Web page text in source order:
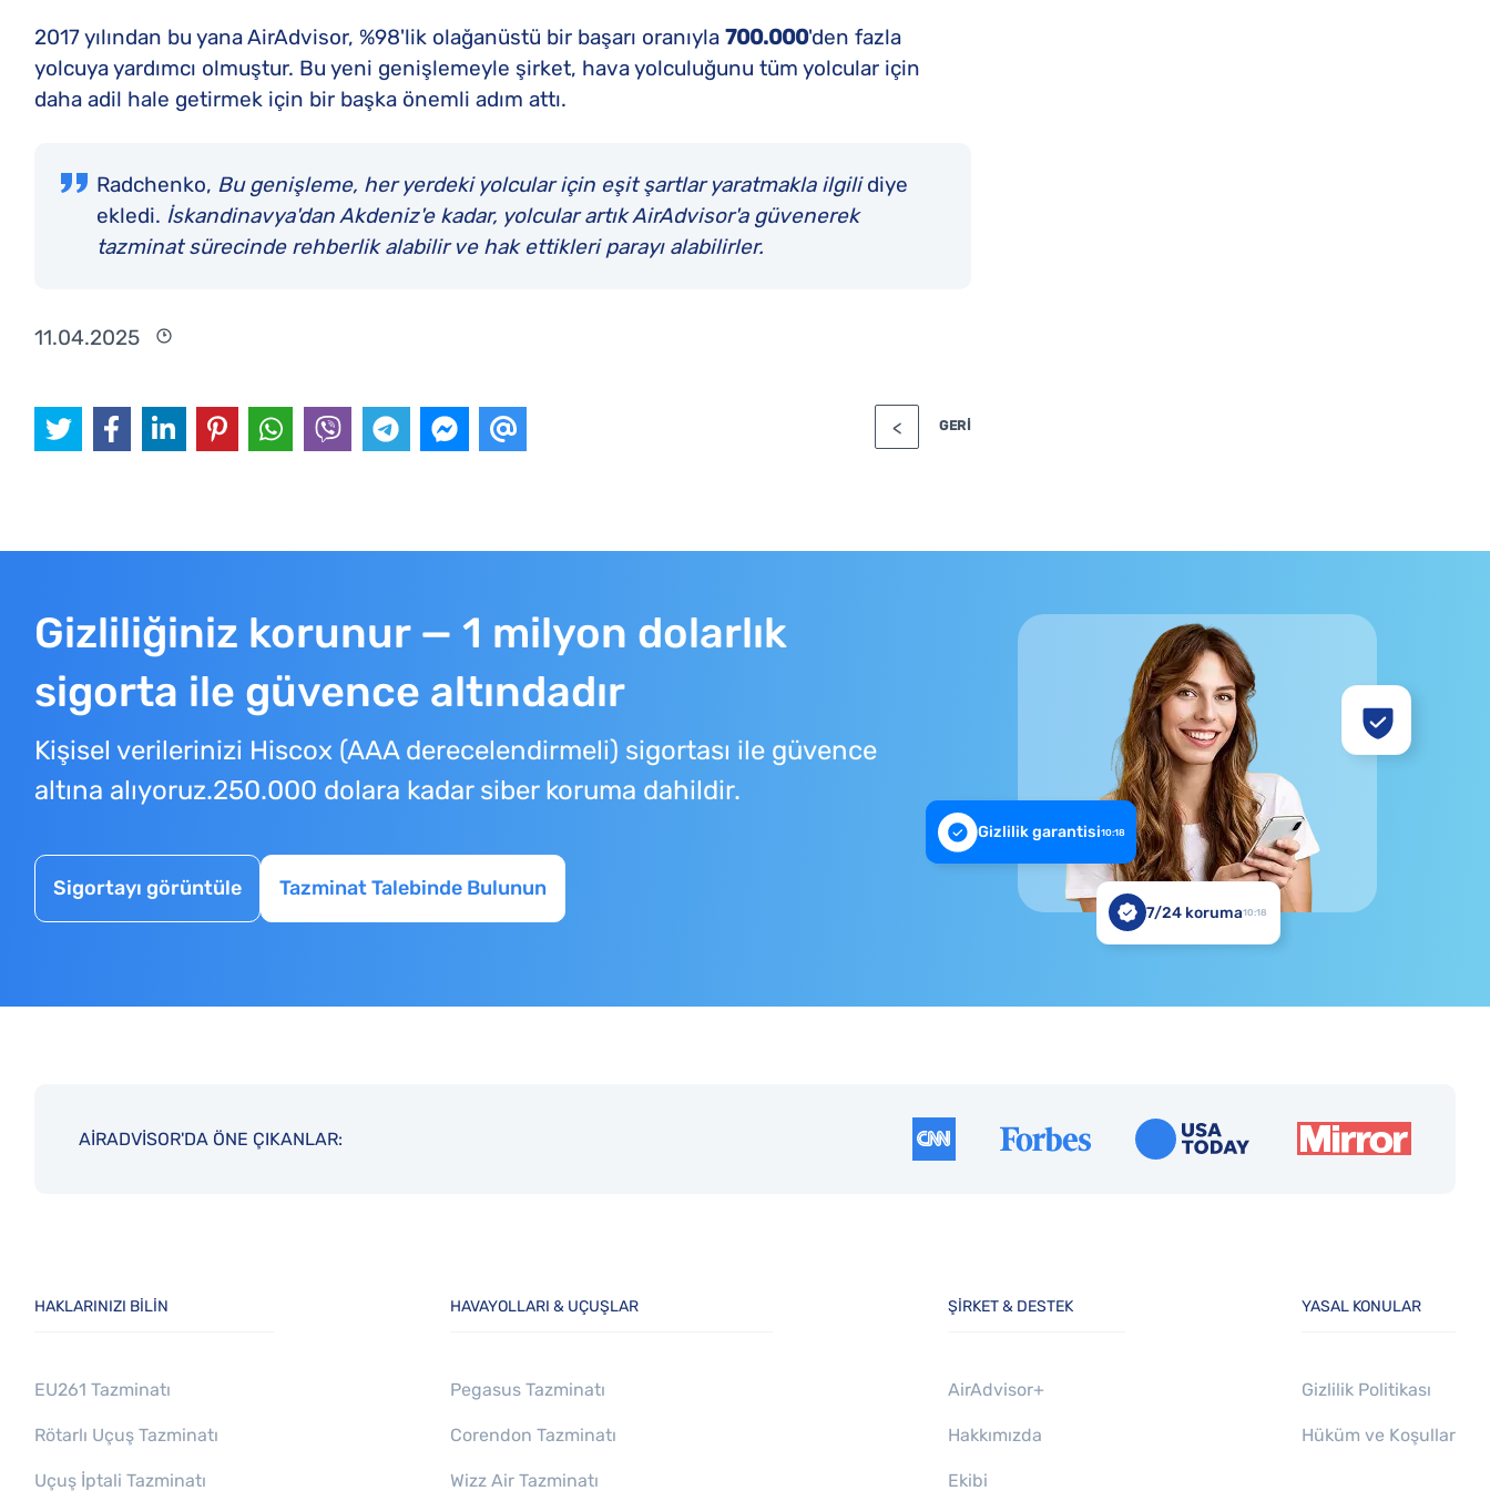
2017 yılından bu yana AirAdvisor, %98'lik olağanüstü bir başarı oranıyla 700.000'den fazla
yolcuya yardımcı olmuştur. Bu yeni genişlemeyle şirket, hava yolculuğunu tüm yolcular için
daha adil hale getirmek için bir başka önemli adım attı.
Radchenko, Bu genişleme, her yerdeki yolcular için eşit şartlar yaratmakla ilgilidiye
ekledi. İskandinavya'dan Akdeniz'e kadar, yolcular artık AirAdvisor'a güvenerek
tazminat sürecinde rehberlik alabilir ve hak ettikleri parayı alabilirler.
11.04.2025
GERI
Gizliliğiniz korunur — 1 milyon dolarlık
sigorta ile güvence altındadır
Kişisel verilerinizi Hiscox (AAA derecelendirmeli) sigortası ile güvence
altına alıyoruz.250.000 dolara kadar siber koruma dahildir.
Sigortayı görüntüle Tazminat Talebinde Bulunun
Gizlilik garantisi10:18
7/24 koruma10:18
AIRADVISOR'DA ÖNE ÇIKANLAR:
HAKLARINIZI BILIN
EU261 Tazminatı
Rötarlı Uçuş Tazminatı
Uçuş İptali Tazminatı
HAVAYOLLARI & UÇUŞLAR
Pegasus Tazminatı
Corendon Tazminatı
Wizz Air Tazminatı
ŞIRKET & DESTEK
AirAdvisor+
Hakkımızda
Ekibi
YASAL KONULAR
Gizlilik Politikası
Hüküm ve Koşullar